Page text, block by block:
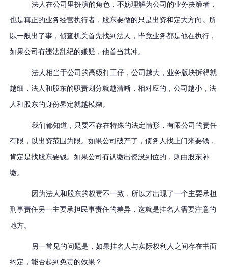
法人在公司里扮演的角色，不妨理解为公司的业务决策者，
也是真正的业务经营执行者，股东要做的只是出资和定大方向。所
以一般出了事，侦查机关首先找到法人，毕竟业务都是他在执行，
如果公司有违法乱纪的嫌疑，他首当其冲。
法人相当于公司的高级打工仔，公司越大，业务版块拆得就
越细，法人和股东的职责划分就越清晰，相对应的，公司越小，法
人和股东的身份界定就越模糊。
我们都知道，只要不存在特殊的法定情形，有限公司的责任
有限，以出资范围为限。如果公司破产了，债务人找上门来要钱，
肯定是找股东要钱。如果公司有认缴出资没到位的，则由股东补
缴。
因为法人和股东的权责不一致，所以才出现了一个主要承担
刑事责任另一主要承担民事责任的差异，这就是挂名人需要注意的
地方。
另一常见的问题是，如果挂名人与实际权利人之间存在书面
约定，能否起到免责的效果？